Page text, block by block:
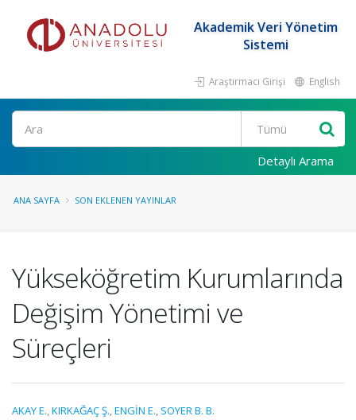
Akademik Veri Yönetim
Sistemi
Araştırmacı Girişi English
Ara
Detaylı Arama
ANA SAYFA SON EKLENEN YAYINLAR
Yükseköğretim Kurumlarında
Değişim Yönetimi ve
Süreçleri
AKAY E.,KIRKAĞAÇ Ş.,ENGİN E., SOYER B. B.